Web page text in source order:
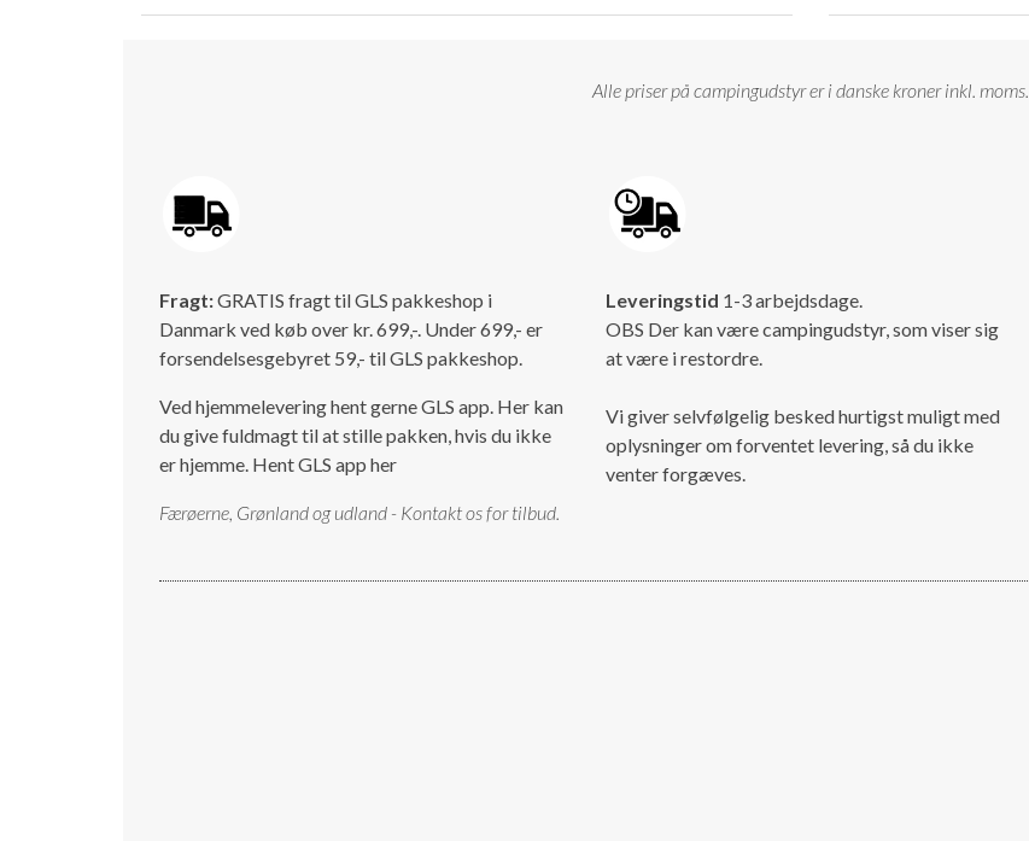
Alle priser på campingudstyr er i danske kroner inkl. moms.
Fragt:GRATIS fragt til GLS pakkeshop i
Danmark ved køb over kr. 699,-. Under 699,- er
forsendelsesgebyret 59,- til GLS pakkeshop.
Ved hjemmelevering hent gerne GLS app. Her kan
du give fuldmagt til at stille pakken, hvis du ikke
er hjemme. Hent GLS app her
Færøerne, Grønland og udland - Kontakt os for tilbud.
Leveringstid 1-3 arbejdsdage.
OBS Der kan være campingudstyr, som viser sig
at være i restordre.
Vi giver selvfølgelig besked hurtigst muligt med
oplysninger om forventet levering, så du ikke
venter forgæves.